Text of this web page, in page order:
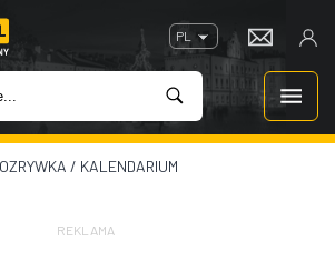
PL
/ KALENDARIUM
REKLAMA